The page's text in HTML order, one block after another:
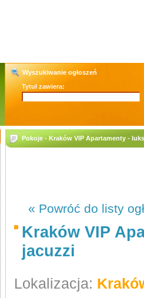
Wyszukiwanie ogłoszeń
Tytuł zawiera:
Pokoje - Kraków VIP Apartamenty -
« Powróć do listy
Kraków VIP
jacuzzi
Lokalizacja: